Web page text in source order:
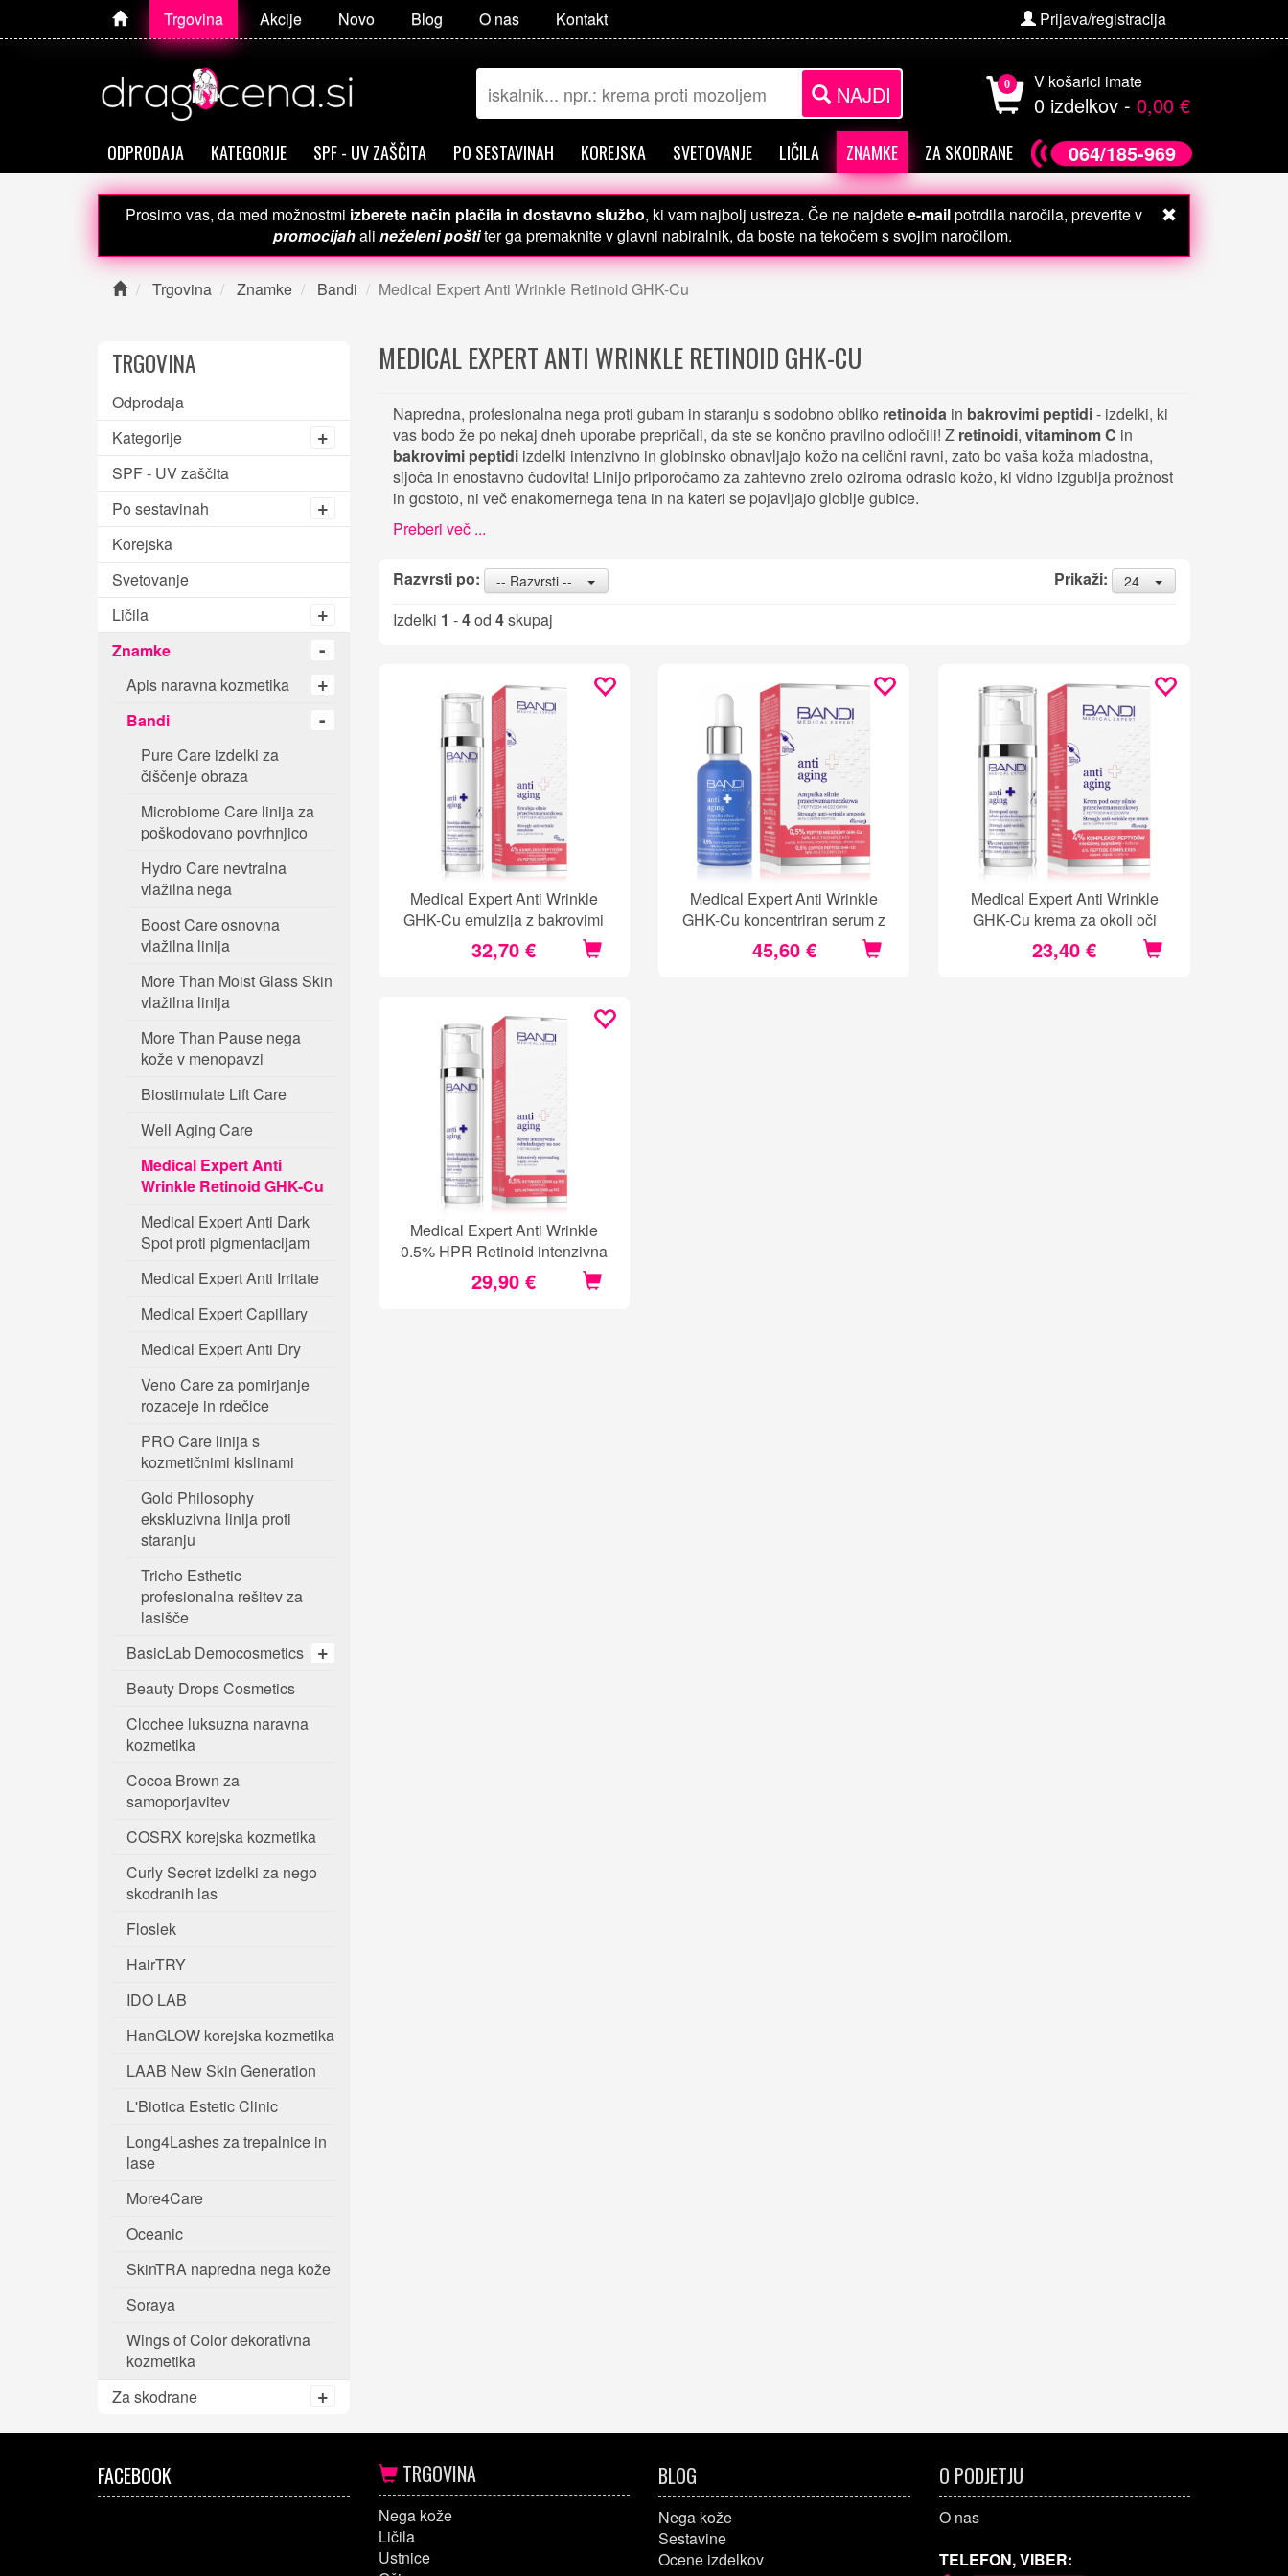
Trgovina Akcije Novo Blog O nas Kontakt Prijava/registracija
NAJDI 0 V košarici imate
0 izdelkov - 0,00 €
ODPRODAJA KATEGORIJE SPF - UV ZAŠČITA PO SESTAVINAH KOREJSKA SVETOVANJE LIČILA ZNAMKE ZA SKODRANE 064/185-969
Prosimo vas, da med možnostmi izberete način plačila in dostavno službo, ki vam najbolj ustreza. Če ne najdetee-mailpotrdila naročila, preverite v
promocijahali neželeni poštiter ga premaknite v glavni nabiralnik, da boste na tekočem s svojim naročilom.
Trgovina Znamke Bandi Medical Expert Anti Wrinkle Retinoid GHK-Cu
TRGOVINA
Odprodaja
Kategorije
SPF - UV zaščita
Po sestavinah
Korejska
Svetovanje
Ličila
Znamke
Apis naravna kozmetika
Bandi
Pure Care izdelki za
čiščenje obraza
Microbiome Care linija za
poškodovano povrhnjico
Hydro Care nevtralna
vlažilna nega
Boost Care osnovna
vlažilna linija
More Than Moist Glass Skin
vlažilna linija
More Than Pause nega
kože v menopavzi
Biostimulate Lift Care
Well Aging Care
Medical Expert Anti
Wrinkle Retinoid GHK-Cu
Medical Expert Anti Dark
Spot proti pigmentacijam
Medical Expert Anti Irritate
Medical Expert Capillary
Medical Expert Anti Dry
Veno Care za pomirjanje
rozaceje in rdečice
PRO Care linija s
kozmetičnimi kislinami
Gold Philosophy
ekskluzivna linija proti
staranju
Tricho Esthetic
profesionalna rešitev za
lasišče
BasicLab Democosmetics
Beauty Drops Cosmetics
Clochee luksuzna naravna
kozmetika
Cocoa Brown za
samoporjavitev
COSRX korejska kozmetika
Curly Secret izdelki za nego
skodranih las
Floslek
HairTRY
IDO LAB
HanGLOW korejska kozmetika
LAAB New Skin Generation
L'Biotica Estetic Clinic
Long4Lashes za trepalnice in
lase
More4Care
Oceanic
SkinTRA napredna nega kože
Soraya
Wings of Color dekorativna
kozmetika
Za skodrane
MEDICAL EXPERT ANTI WRINKLE RETINOID GHK-CU
Napredna, profesionalna nega proti gubam in staranju s sodobno obliko retinoidain bakrovimi peptidi- izdelki, ki
vas bodo že po nekaj dneh uporabe prepričali, da ste se končno pravilno odločili! Z retinoidi, vitaminom C in
bakrovimi peptidiizdelki intenzivno in globinsko obnavljajo kožo na celični ravni, zato bo vaša koža mladostna,
sijoča in enostavno čudovita! Linijo priporočamo za zahtevno zrelo oziroma odraslo kožo, ki vidno izgublja prožnost
in gostoto, ni več enakomernega tena in na kateri se pojavljajo globlje gubice.
Preberi več ...
Razvrsti po: -- Razvrsti -- Prikaži: 24
Izdelki 1 -4od 4skupaj
Medical Expert Anti Wrinkle
GHK-Cu emulzija z bakrovimi
peptidi
32,70 €
Medical Expert Anti Wrinkle
GHK-Cu koncentriran serum z
bakrovimi peptidi
45,60 €
Medical Expert Anti Wrinkle
GHK-Cu krema za okoli oči
23,40 €
Medical Expert Anti Wrinkle
0.5% HPR Retinoid intenzivna
nočna krema
29,90 €
FACEBOOK TRGOVINA
Nega kože
Ličila
Ustnice
BLOG
Nega kože
Sestavine
Ocene izdelkov
O PODJETJU
O nas
TELEFON, VIBER: